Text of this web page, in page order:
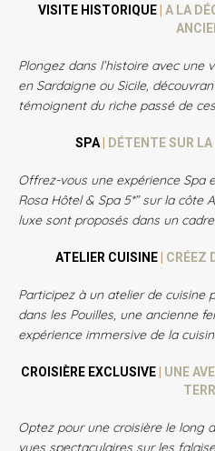
VISITE HISTORIQUE| A LA
Plongez dans l’histoire avec une
en Sardaigne ou Sicile,
témoignent du riche passé de
SPA| DÉTENTE SUR
Offrez-vous une expérience Spa
Rosa Hôtel & Spa 5*” sur la côte
luxe sont proposés dans un
ATELIER CUISINE| CRÉEZ
Participez à un atelier de cuisine
dans les Pouilles, une ancienne
expérience immersive de la
CROISIÈRE EXCLUSIVE
UNE
Optez pour une croisière le long